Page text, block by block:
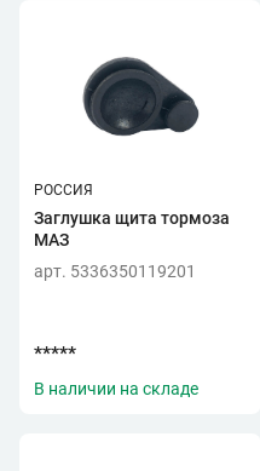
РОССИЯ
Заглушка щита тормоза
МАЗ
арт. 5336350119201
*****
В наличии на складе